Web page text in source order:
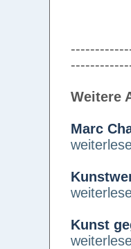
Weitere
Marc
Kunst